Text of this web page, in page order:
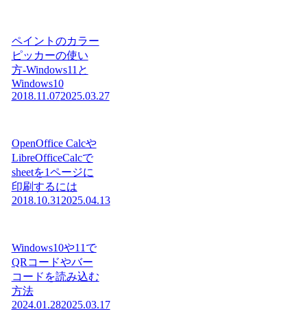
ペイントのカラー
ピッカーの使い
方-Windows11と
Windows10
2018.11.072025.03.27
OpenOffice Calcや
LibreOfficeCalcで
sheetを1ページに
印刷するには
2018.10.31 2025.04.13
Windows10や11で
QRコードやバー
コードを読み込む
方法
2024.01.282025.03.17